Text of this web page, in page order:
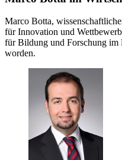
Marco Botta,
für Innovation und
für Bildung und Forschung im
worden.